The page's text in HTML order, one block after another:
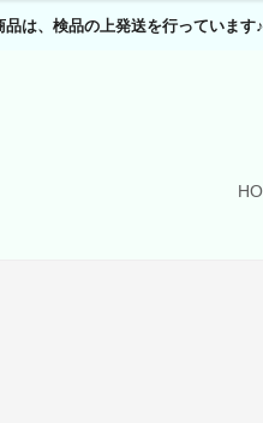
は、検品の上発送を行っています♪